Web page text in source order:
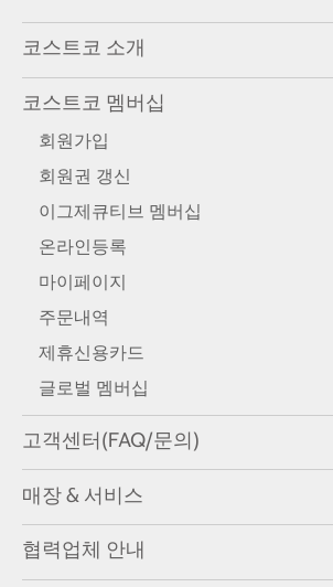
코스트코 소개
코스트코 멤버십
회원가입
회원권 갱신
이그제큐티브 멤버십
온라인등록
마이페이지
주문내역
제휴신용카드
글로벌 멤버십
고객센터(FAQ/문의)
매장 & 서비스
협력업체 안내